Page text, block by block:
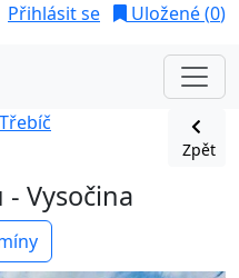
Přihlásit se Uložené (0)
Třebíč
Zpět
Vysočina